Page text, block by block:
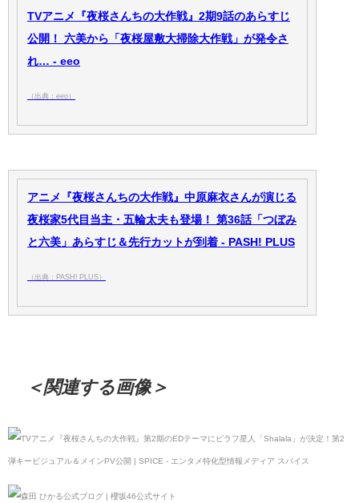
TVアニメ『夜桜さんちの大作戦』2期9話のあらすじ
公開！ 六美から「夜桜屋敷大掃除大作戦」が発令さ
れ… - eeo
（出典：eeo）
アニメ『夜桜さんちの大作戦』中原麻衣さんが演じる
夜桜家5代目当主・五輪太夫も登場！ 第36話「つぼみ
と六美」あらすじ＆先行カットが到着 - PASH! PLUS
（出典：PASH! PLUS）
＜関連する画像＞